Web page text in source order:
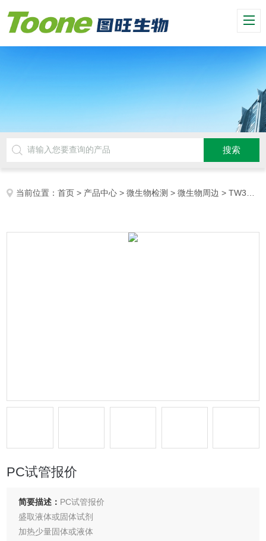
当前位置：首页 > 产品中心 >微生物检测 >微生物周边 > TW30200PCPC试管报价
PC试管报价
简要描述： PC试管报价
盛取液体或固体试剂
加热少量固体或液体